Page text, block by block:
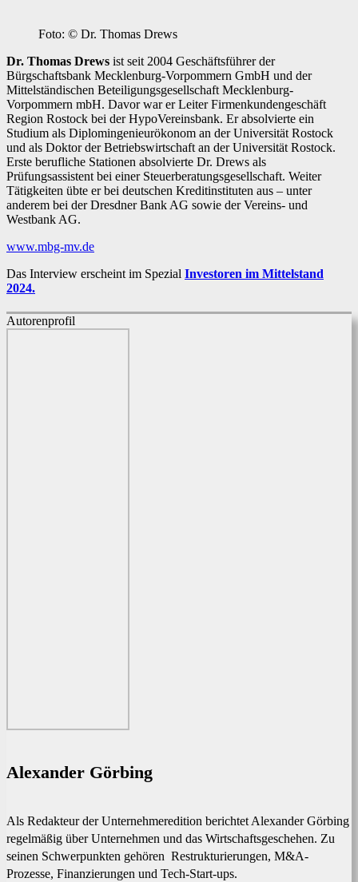
Foto: © Dr. Thomas Drews
Dr. Thomas Drews ist seit 2004 Geschäftsführer der
Bürgschaftsbank Mecklenburg-Vorpommern GmbH und der
Mittelständischen Beteiligungsgesellschaft Mecklenburg-
Vorpommern mbH. Davor war er Leiter Firmenkundengeschäft
Region Rostock bei der HypoVereinsbank. Er absolvierte ein
Studium als Diplomingenieurökonom an der Universität Rostock
und als Doktor der Betriebswirtschaft an der Universität Rostock.
Erste berufliche Stationen absolvierte Dr. Drews als
Prüfungsassistent bei einer Steuerberatungsgesellschaft. Weiter
Tätigkeiten übte er bei deutschen Kreditinstituten aus – unter
anderem bei der Dresdner Bank AG sowie der Vereins- und
Westbank AG.
www.mbg-mv.de
Das Interview erscheint im Spezial Investoren im Mittelstand
2024.
Autorenprofil
Alexander Görbing
Als Redakteur der Unternehmeredition berichtet Alexander Görbing
regelmäßig über Unternehmen und das Wirtschaftsgeschehen. Zu
seinen Schwerpunkten gehören Restrukturierungen, M&A-
Prozesse, Finanzierungen und Tech-Start-ups.